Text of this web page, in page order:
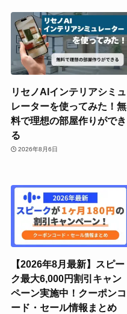
リセノAIインテリアシミュ
レーターを使ってみた！無
料で理想の部屋作りができ
る
2026年8月6日
【2026年8月最新】スピー
ク最大6,000円割引キャン
ペーン実施中！クーポンコ
ード・セール情報まとめ